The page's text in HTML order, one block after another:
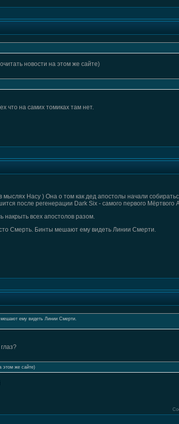
новости на этом же сайте)
что на самих томиках там нет.
Насу ) Она о том как дед апостолы начали
после регенерации Dark Six - самого первого Мёртвого
накрыть всех апостолов разом.
Смерть. Бинты мешают ему видеть Линии Смерти.
ему видеть Линии Смерти.
этом же сайте)